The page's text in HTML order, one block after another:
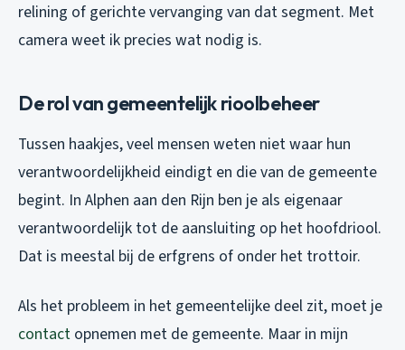
relining of gerichte vervanging van dat segment. Met
camera weet ik precies wat nodig is.
De rol van gemeentelijk rioolbeheer
Tussen haakjes, veel mensen weten niet waar hun
verantwoordelijkheid eindigt en die van de gemeente
begint. In Alphen aan den Rijn ben je als eigenaar
verantwoordelijk tot de aansluiting op het hoofdriool.
Dat is meestal bij de erfgrens of onder het trottoir.
Als het probleem in het gemeentelijke deel zit, moet je
contact opnemen met de gemeente. Maar in mijn